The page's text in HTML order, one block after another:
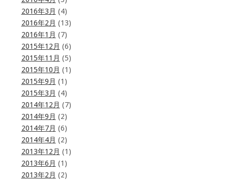
2016年3月 (4)
2016年2月 (13)
2016年1月 (7)
2015年12月 (6)
2015年11月 (5)
2015年10月 (1)
2015年9月 (1)
2015年3月 (4)
2014年12月 (7)
2014年9月 (2)
2014年7月 (6)
2014年4月 (2)
2013年12月 (1)
2013年6月 (1)
2013年2月 (2)